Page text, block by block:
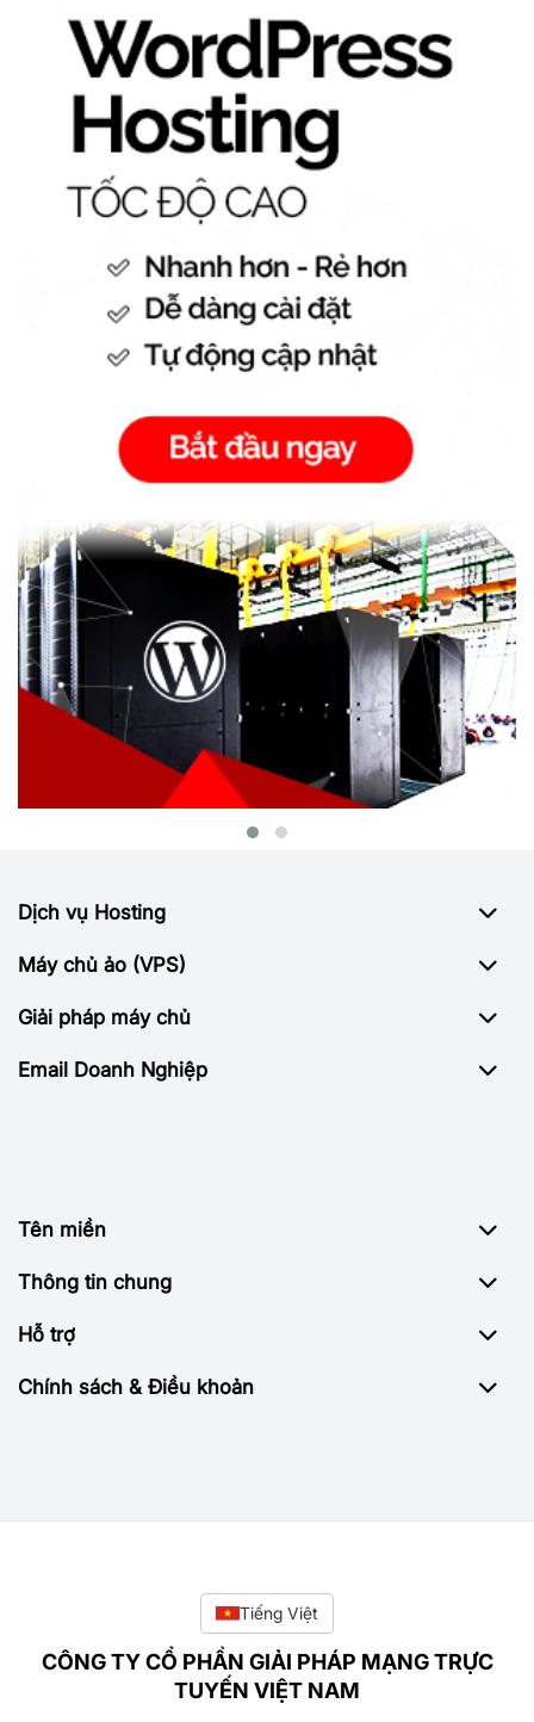
Dịch vụ Hosting
Máy chủ ảo (VPS)
Giải pháp máy chủ
Email Doanh Nghiệp
Tên miền
Thông tin chung
Hỗ trợ
Chính sách & Điều khoản
Tiếng Việt
CÔNG TY CỔ PHẦN GIẢI PHÁP MẠNG TRỰC
TUYẾN VIỆT NAM